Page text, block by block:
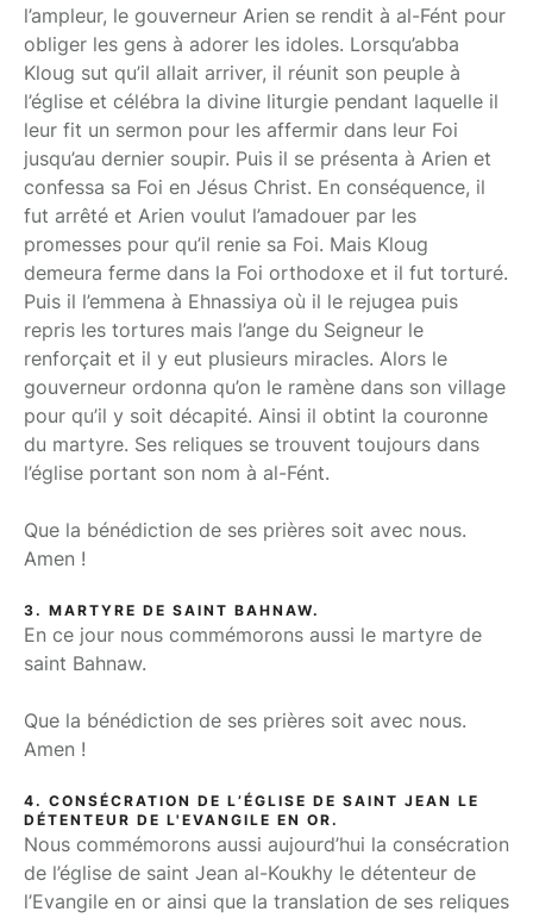
l’ampleur, le gouverneur Arien se rendit à al-Fént pour
obliger les gens à adorer les idoles. Lorsqu’abba
Kloug sut qu’il allait arriver, il réunit son peuple à
l’église et célébra la divine liturgie pendant laquelle il
leur fit un sermon pour les affermir dans leur Foi
jusqu’au dernier soupir. Puis il se présenta à Arien et
confessa sa Foi en Jésus Christ. En conséquence, il
fut arrêté et Arien voulut l’amadouer par les
promesses pour qu’il renie sa Foi. Mais Kloug
demeura ferme dans la Foi orthodoxe et il fut torturé.
Puis il l’emmena à Ehnassiya où il le rejugea puis
repris les tortures mais l’ange du Seigneur le
renforçait et il y eut plusieurs miracles. Alors le
gouverneur ordonna qu’on le ramène dans son village
pour qu’il y soit décapité. Ainsi il obtint la couronne
du martyre. Ses reliques se trouvent toujours dans
l’église portant son nom à al-Fént.
Que la bénédiction de ses prières soit avec nous.
Amen !
3. MARTYRE DE SAINT BAHNAW.
En ce jour nous commémorons aussi le martyre de
saint Bahnaw.
Que la bénédiction de ses prières soit avec nous.
Amen !
4. CONSÉCRATION DE L’ÉGLISE DE SAINT JEAN LE
DÉTENTEUR DE L'EVANGILE EN OR.
Nous commémorons aussi aujourd’hui la consécration
de l’église de saint Jean al-Koukhy le détenteur de
l’Evangile en or ainsi que la translation de ses reliques